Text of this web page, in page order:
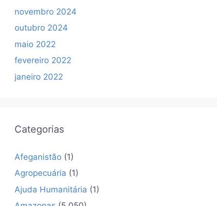
novembro 2024
outubro 2024
maio 2022
fevereiro 2022
janeiro 2022
Categorias
Afeganistão (1)
Agropecuária (1)
Ajuda Humanitária (1)